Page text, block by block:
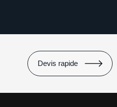
Devis rapide